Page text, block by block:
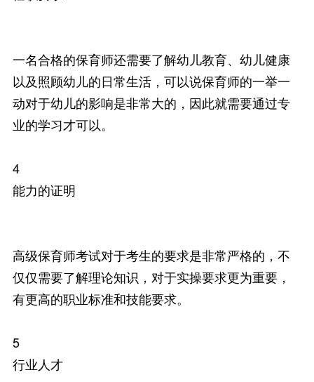
一名合格的保育师还需要了解幼儿教育、幼儿健康
以及照顾幼儿的日常生活，可以说保育师的一举一
动对于幼儿的影响是非常大的，因此就需要通过专
业的学习才可以。
4
能力的证明
高级保育师考试对于考生的要求是非常严格的，不
仅仅需要了解理论知识，对于实操要求更为重要，
有更高的职业标准和技能要求。
5
行业人才